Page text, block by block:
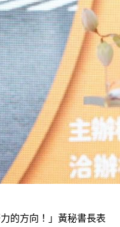
的方向！」黃秘書長表